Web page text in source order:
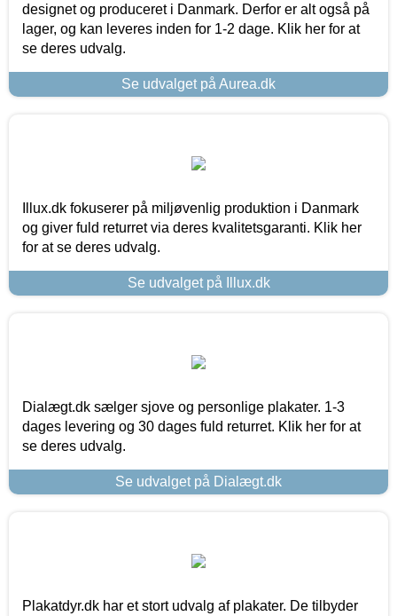
designet og produceret i Danmark. Derfor er alt også på
lager, og kan leveres inden for 1-2 dage. Klik her for at
se deres udvalg.
Se udvalget på Aurea.dk
Illux.dk fokuserer på miljøvenlig produktion i Danmark
og giver fuld returret via deres kvalitetsgaranti. Klik her
for at se deres udvalg.
Se udvalget på Illux.dk
Dialægt.dk sælger sjove og personlige plakater. 1-3
dages levering og 30 dages fuld returret. Klik her for at
se deres udvalg.
Se udvalget på Dialægt.dk
Plakatdyr.dk har et stort udvalg af plakater. De tilbyder